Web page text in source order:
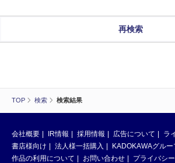
TOP 検索 検索結果
再検索
会社概要 IR情報 採用情報 広告について
ラ
書店様向け
法人様一括購入
KADOKAWAグルー
作品の利用について
お問い合わせ
プライバシ